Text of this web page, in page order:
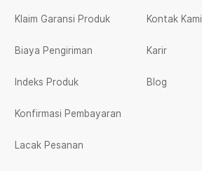
Klaim Garansi Produk
Biaya Pengiriman
Indeks Produk
Konfirmasi Pembayaran
Lacak Pesanan
Kontak Kami
Karir
Blog